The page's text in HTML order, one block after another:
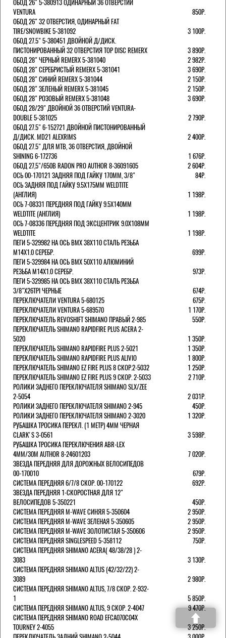
ОБОД 26" 5-380913 ОДИНАРНЫЙ 36 ОТВЕРСТИЙ
VENTURA
850Р.
ОБОД 26" 32 ОТВЕРСТИЯ, ОДИНАРНЫЙ FAT
TIRE/SNOWBIKE 5-381092
3 100Р.
ОБОД 27.5" 5-380451 ДВОЙНОЙ Д/ДИСК.
ПИСТОНИРОВАННЫЙ 32 ОТВЕРСТИЯ TOP DISC REMERX
3 890Р.
ОБОД 28" ЧЕРНЫЙ REMERX 5-381040
2 982Р.
ОБОД 28" СЕРЕБРИСТЫЙ REMERX 5-381041
3 690Р.
ОБОД 28" СИНИЙ REMERX 5-381044
2 150Р.
ОБОД 28" ЗЕЛЕНЫЙ REMERX 5-381045
2 150Р.
ОБОД 28" РОЗОВЫЙ REMERX 5-381048
3 690Р.
ОБОД 28/29" ДВОЙНОЙ 36 ОТВЕРСТИЙ VENTURA-
DOUBLE 5-381025
2 790Р.
ОБОД 27.5" 6-152721 ДВОЙНОЙ ПИСТОНИРОВАННЫЙ
Д/ДИСК. MD21 ALEXRIMS
2 400Р.
ОБОД 27.5" ДЛЯ MTB, 36 ОТВЕРСТИЯ, ДВОЙНОЙ
SHINING 6-172736
1 676Р.
ОБОД 27,5"/650B RADON PRO AUTHOR 8-36091605
2 604Р.
ОСЬ 00-170121 ЗАДНЯЯ ПОД ГАЙКУ 170MM, 3/8"
84Р.
ОСЬ ЗАДНЯЯ ПОД ГАЙКУ 9.5Х175ММ WELDTITE
(АНГЛИЯ)
1 198Р.
ОСЬ 7-08331 ПЕРЕДНЯЯ ПОД ГАЙКУ 9.5Х140ММ
WELDTITE (АНГЛИЯ)
1 198Р.
ОСЬ 7-08336 ПЕРЕДНЯЯ ПОД ЭКСЦЕНТРИК 9.0Х108ММ
WELDTITE
1 198Р.
ПЕГИ 5-329982 НА ОСЬ BMX 38Х110 СТАЛЬ РЕЗЬБА
М14Х1.0 СЕРЕБР.
699Р.
ПЕГИ 5-329984 НА ОСЬ BMX 50Х110 АЛЮМИНИЙ
РЕЗЬБА М14Х1.0 СЕРЕБР.
973Р.
ПЕГИ 5-329985 НА ОСЬ BMX 38Х110 СТАЛЬ РЕЗЬБА
3/8"Х26TPI ЧЕРНЫЕ
674Р.
ПЕРЕКЛЮЧАТЕЛИ VENTURA 5-680125
675Р.
ПЕРЕКЛЮЧАТЕЛИ VENTURA 5-689570
1 170Р.
ПЕРЕКЛЮЧАТЕЛЬ REVOSHIFT SHIMANO ПРАВЫЙ 2-985
550Р.
ПЕРЕКЛЮЧАТЕЛЬ SHIMANO RAPIDFIRE PLUS ACERA 2-
5020
1 350Р.
ПЕРЕКЛЮЧАТЕЛЬ SHIMANO RAPIDFIRE PLUS 2-5021
1 350Р.
ПЕРЕКЛЮЧАТЕЛЬ SHIMANO RAPIDFIRE PLUS ALIVIO
1 800Р.
ПЕРЕКЛЮЧАТЕЛЬ SHIMANO EZ FIRE PLUS 8 СКОР.2-5032
1 250Р.
ПЕРЕКЛЮЧАТЕЛЬ SHIMANO EZ FIRE PLUS 9 СКОР. 2-5033
2 710Р.
РОЛИКИ ЗАДНЕГО ПЕРЕКЛЮЧАТЕЛЯ SHIMANO SLX/ZEE
2-5054
2 031Р.
РОЛИКИ ЗАДНЕГО ПЕРЕКЛЮЧАТЕЛЯ SHIMANO 2-945
450Р.
РОЛИКИ ЗАДНЕГО ПЕРЕКЛЮЧАТЕЛЯ SHIMANO 2-3020
1 320Р.
РУБАШКА ТРОСИКА ПЕРЕКЛ. (1 МЕТР) 4ММ ЧЕРНАЯ
СLARK'S 3-0561
3 598Р.
РУБАШКА ТРОСИКА ПЕРЕКЛЮЧЕНИЯ ABR-LEX
4MM/30M AUTHOR 8-24601203
7 020Р.
ЗВЕЗДА ПЕРЕДНЯЯ ДЛЯ ДОРОЖНЫХ ВЕЛОСИПЕДОВ
00-170010
679Р.
СИСТЕМА ПЕРЕДНЯЯ 6/7/8 СКОР. 00-170122
692Р.
ЗВЕЗДА ПЕРЕДНЯЯ 1-СКОРОСТНАЯ ДЛЯ 12"
ВЕЛОСИПЕДОВ 5-350221
450Р.
СИСТЕМА ПЕРЕДНЯЯ M-WAVE СИНЯЯ 5-350604
2 950Р.
СИСТЕМА ПЕРЕДНЯЯ M-WAVE ЗЕЛЕНАЯ 5-350605
2 950Р.
СИСТЕМА ПЕРЕДНЯЯ M-WAVE ЗОЛОТИСТАЯ 5-350606
2 950Р.
СИСТЕМА ПЕРЕДНЯЯ SINGLESPEED 5-358112
750Р.
СИСТЕМА ПЕРЕДНЯЯ SHIMANO ACERA( 48/38/28 ) 2-
3083
3 130Р.
СИСТЕМА ПЕРЕДНЯЯ SHIMANO ALTUS (42/32/22) 2-
3089
2 980Р.
СИСТЕМА ПЕРЕДНЯЯ SHIMANO ALTUS, 7/8 СКОР. 2-932-
1
5 850Р.
СИСТЕМА ПЕРЕДНЯЯ SHIMANO ALTUS, 9 СКОР. 2-4047
9 470Р.
СИСТЕМА ПЕРЕДНЯЯ SHIMANO ROAD EFCA070C04X
TOURNEY 2-4055
3 250Р.